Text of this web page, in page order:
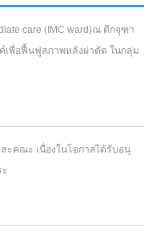
care (IMC ward)ณ ตึกจุฑา
เพื่อฟื้นฟูสภาพหลังผ่าตัด ในกลุ่ม
ะคณะ เนื่องในโอกาสได้รับอนุ